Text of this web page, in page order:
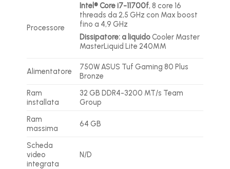
Processore
Intel® Core i7-11700f, 8 core 16
threads da 2,5 GHz con Max boost
fino a 4,9 GHz
Dissipatore: a liquidoCooler Master
MasterLiquid Lite 240MM
Alimentatore
750W ASUS Tuf Gaming 80 Plus
Bronze
Ram
installata
32 GB DDR4-3200 MT/s Team
Group
Ram
massima
64 GB
Scheda
video
integrata
N/D